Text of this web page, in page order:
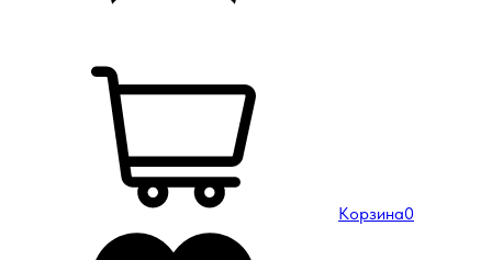
Корзина0